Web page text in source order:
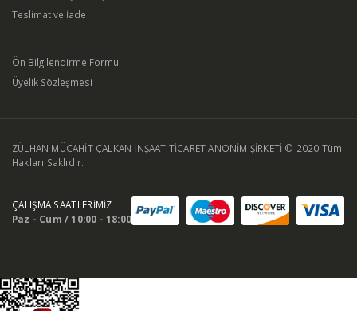
Teslimat ve İade
Ön Bilgilendirme Formu
Üyelik Sözleşmesi
ZÜLHAN MÜCAHİT ÇALKAN İNŞAAT TİCARET ANONİM ŞİRKETİ © 2020 Tüm
Hakları Saklıdır.
ÇALIŞMA SAATLERİMİZ
Paz - Cum / 10:00 - 18:00